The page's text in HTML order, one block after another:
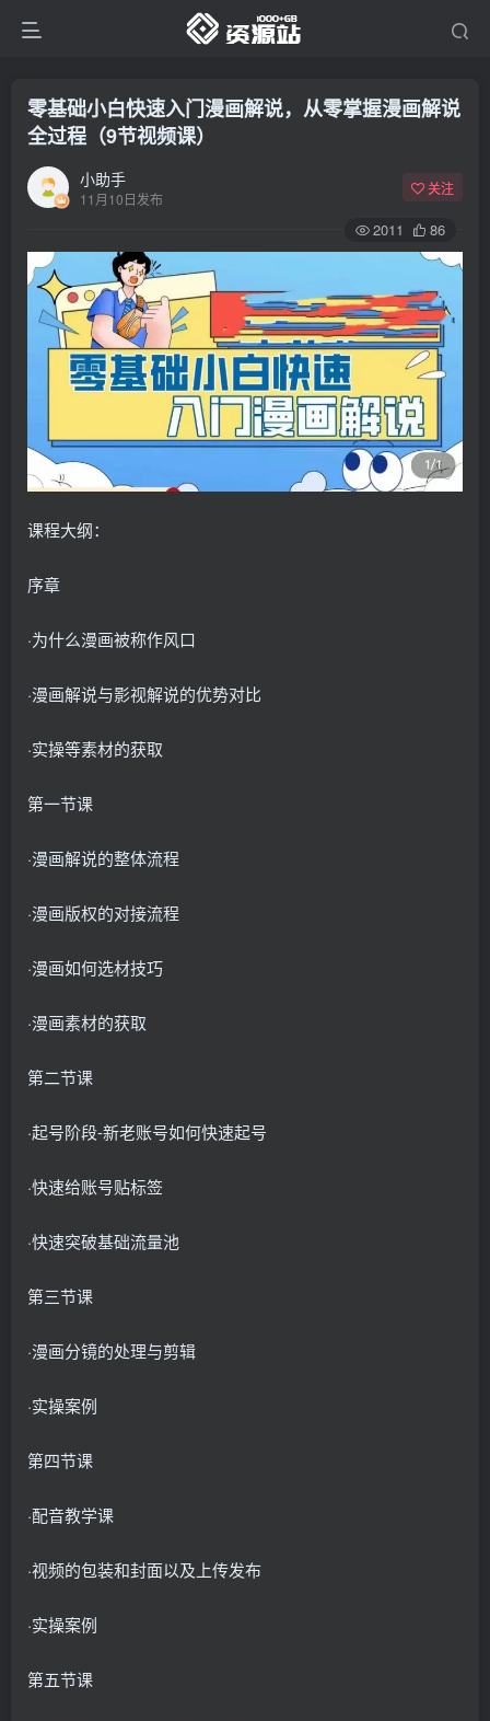
零基础小白快速入门漫画解说，从零掌握漫画解说
全过程（9节视频课）
小助手
11月10日发布
关注
2011 86
课程大纲：
序章
·为什么漫画被称作风口
·漫画解说与影视解说的优势对比
·实操等素材的获取
第一节课
·漫画解说的整体流程
·漫画版权的对接流程
·漫画如何选材技巧
·漫画素材的获取
第二节课
·起号阶段-新老账号如何快速起号
·快速给账号贴标签
·快速突破基础流量池
第三节课
·漫画分镜的处理与剪辑
·实操案例
第四节课
·配音教学课
·视频的包装和封面以及上传发布
·实操案例
第五节课